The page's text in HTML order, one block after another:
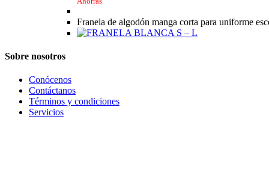
en
la
Franela de algodón manga corta para uniforme
Sobre nosotros
Conócenos
Contáctanos
Términos y condiciones
Servicios